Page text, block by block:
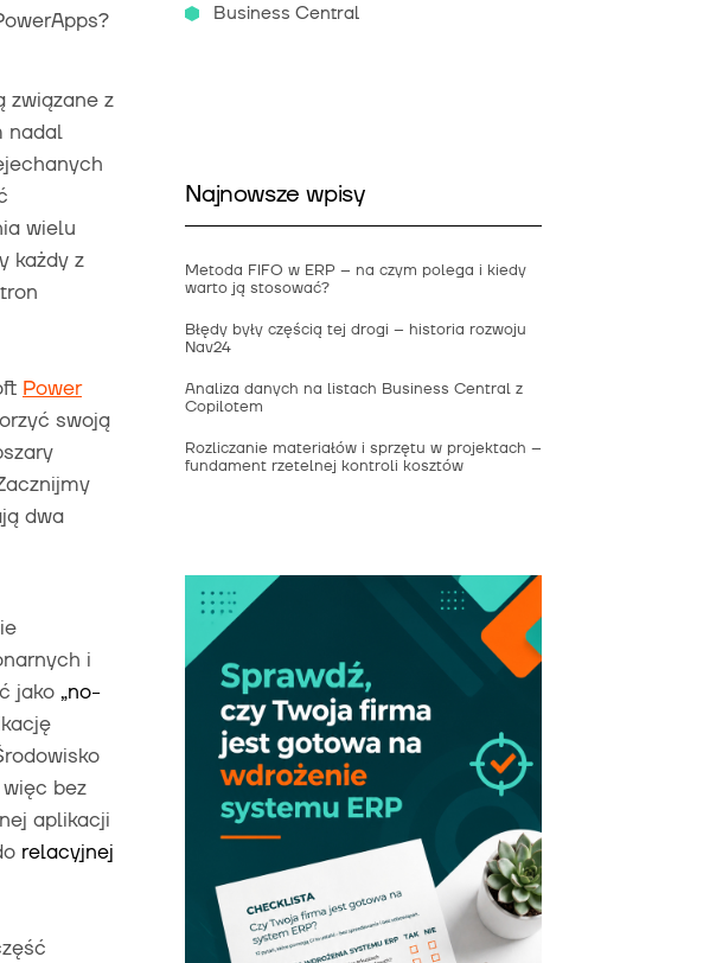
związane z
nadal
wielu
każdy z
Power
swoją
dwa
i
jako „no-
bez
aplikacji
relacyjnej
Business Central
Najnowsze wpisy
Metoda FIFO w ERP – na czym polega i kiedy
warto ją stosować?
Błędy były częścią tej drogi – historia rozwoju
Nav24
Analiza danych na listach Business Central z
Copilotem
Rozliczanie materiałów i sprzętu w projektach –
fundament rzetelnej kontroli kosztów